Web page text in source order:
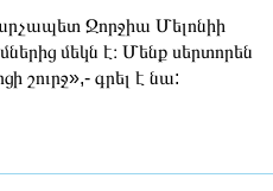
Ջորջիա Մելոնիի
մեկն է։ Մենք սերտորեն
շուրջ»,- գրել է նա: